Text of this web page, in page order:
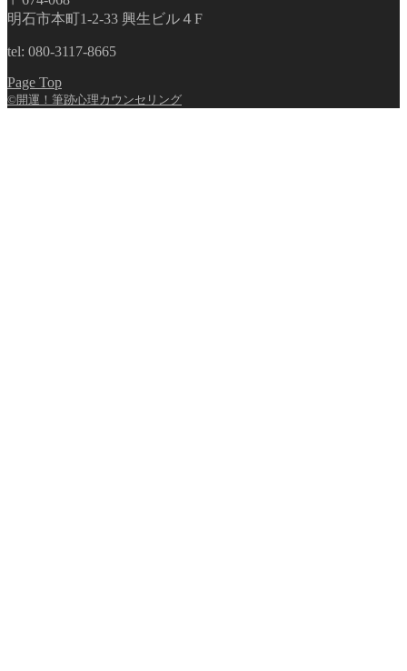
明石市本町1-2-33 興生ビル４F
tel: 080-3117-8665
Page Top
©開運！筆跡心理カウンセリング